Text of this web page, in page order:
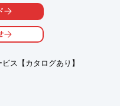
どありません。」や
テナンスも手間を取らずに
部　建築科　金田研究室
ス【カタログあり】